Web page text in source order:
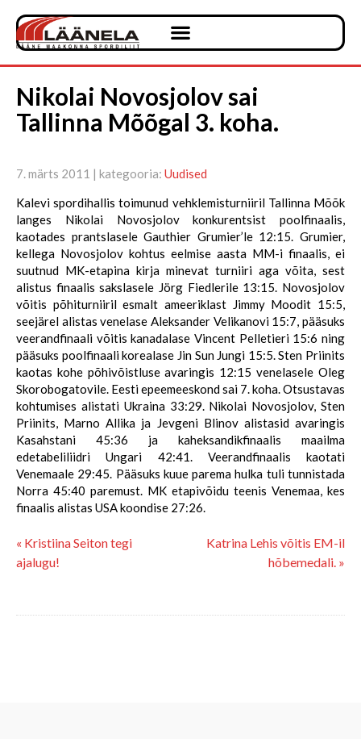
Nikolai Novosjolov sai
Tallinna Mõõgal 3. koha.
7. märts 2011 | kategooria: Uudised
Kalevi spordihallis toimunud vehklemisturniiril Tallinna Mõõk
langes Nikolai Novosjolov konkurentsist poolfinaalis,
kaotades prantslasele Gauthier Grumier’le 12:15. Grumier,
kellega Novosjolov kohtus eelmise aasta MM-i finaalis, ei
suutnud MK-etapina kirja minevat turniiri aga võita, sest
alistus finaalis sakslasele Jörg Fiedlerile 13:15. Novosjolov
võitis põhiturniiril esmalt ameeriklast Jimmy Moodit 15:5,
seejärel alistas venelase Aleksander Velikanovi 15:7, pääsuks
veerandfinaali võitis kanadalase Vincent Pelletieri 15:6 ning
pääsuks poolfinaali korealase Jin Sun Jungi 15:5. Sten Priinits
kaotas kohe põhivõistluse avaringis 12:15 venelasele Oleg
Skorobogatovile. Eesti epeemeeskond sai 7. koha. Otsustavas
kohtumises alistati Ukraina 33:29. Nikolai Novosjolov, Sten
Priinits, Marno Allika ja Jevgeni Blinov alistasid avaringis
Kasahstani 45:36 ja kaheksandikfinaalis maailma
edetabeliliidri Ungari 42:41. Veerandfinaalis kaotati
Venemaale 29:45. Pääsuks kuue parema hulka tuli tunnistada
Norra 45:40 paremust. MK etapivõidu teenis Venemaa, kes
finaalis alistas USA koondise 27:26.
« Kristiina Seiton tegi
ajalugu!
Katrina Lehis võitis EM-il
hõbemedali. »